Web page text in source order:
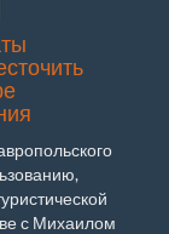
с Михаилом